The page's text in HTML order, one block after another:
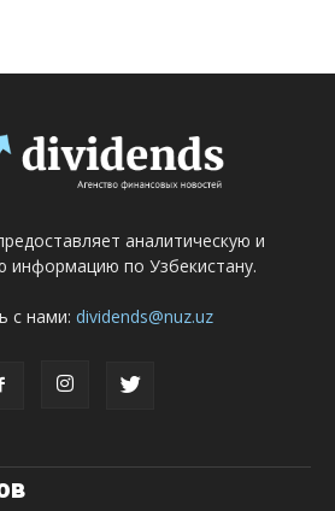
аналитическую и
информацию по Узбекистану.
с нами: dividends@nuz.uz